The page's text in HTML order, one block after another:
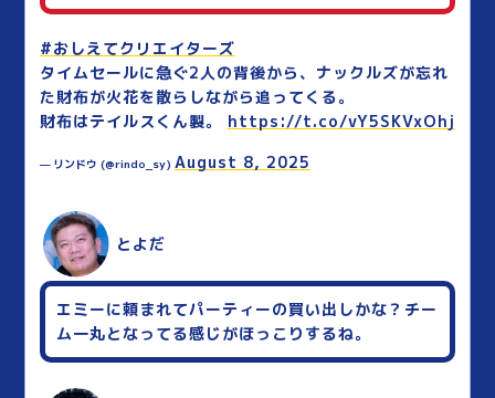
#おしえてクリエイターズ
タイムセールに急ぐ2人の背後から、ナックルズが忘れ
た財布が火花を散らしながら追ってくる。
財布はテイルスくん製。 https://t.co/vY5SKVxOhj
— リンドウ (@rindo_sy) August 8, 2025
とよだ
エミーに頼まれてパーティーの買い出しかな？チー
ム一丸となってる感じがほっこりするね。